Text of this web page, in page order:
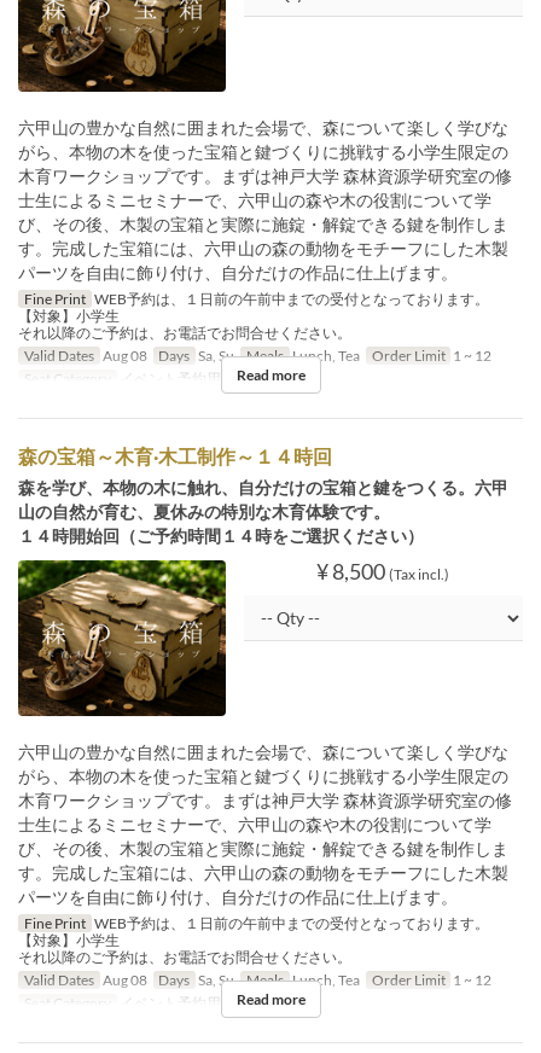
六甲山の豊かな自然に囲まれた会場で、森について楽しく学びな
がら、本物の木を使った宝箱と鍵づくりに挑戦する小学生限定の
木育ワークショップです。まずは神戸大学 森林資源学研究室の修
士生によるミニセミナーで、六甲山の森や木の役割について学
び、その後、木製の宝箱と実際に施錠・解錠できる鍵を制作しま
す。完成した宝箱には、六甲山の森の動物をモチーフにした木製
パーツを自由に飾り付け、自分だけの作品に仕上げます。
Fine Print WEB予約は、１日前の午前中までの受付となっております。
【対象】小学生
それ以降のご予約は、お電話でお問合せください。
Valid Dates Aug 08 Days Sa, Su Meals Lunch, Tea Order Limit 1 ~ 12
Seat Category
イベント予約用 Read more
森の宝箱～木育·木工制作～１４時回
森を学び、本物の木に触れ、自分だけの宝箱と鍵をつくる。六甲
山の自然が育む、夏休みの特別な木育体験です。
１４時開始回（ご予約時間１４時をご選択ください）
¥ 8,500 (Tax incl.)
六甲山の豊かな自然に囲まれた会場で、森について楽しく学びな
がら、本物の木を使った宝箱と鍵づくりに挑戦する小学生限定の
木育ワークショップです。まずは神戸大学 森林資源学研究室の修
士生によるミニセミナーで、六甲山の森や木の役割について学
び、その後、木製の宝箱と実際に施錠・解錠できる鍵を制作しま
す。完成した宝箱には、六甲山の森の動物をモチーフにした木製
パーツを自由に飾り付け、自分だけの作品に仕上げます。
Fine Print WEB予約は、１日前の午前中までの受付となっております。
【対象】小学生
それ以降のご予約は、お電話でお問合せください。
Valid Dates Aug 08 Days Sa, Su Meals Lunch, Tea Order Limit 1 ~ 12
Seat Category
イベント予約用 Read more